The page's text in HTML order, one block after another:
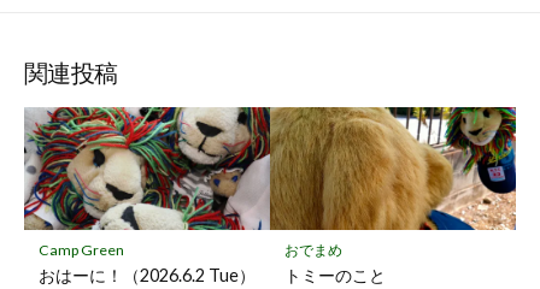
ア
マ
ー
ク
に
保
存
関連投稿
Camp Green
おはーに！（2026.6.2 Tue）
おでまめ
トミーのこと